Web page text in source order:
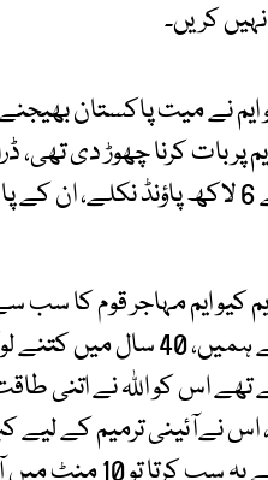
کریں۔
ایم نے میت پاکستان
ایم کیو ایم مہاجر قوم کا
ہے، کیا کرمنل قائد ملا
تھے اس کو اللہ نے اتنی